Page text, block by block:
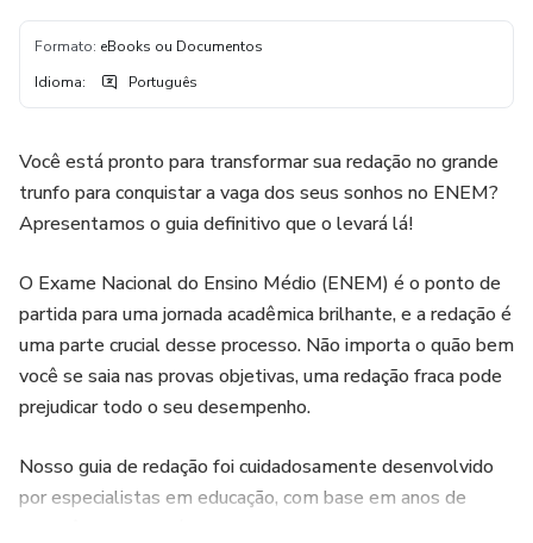
Formato: eBooks ou Documentos
Idioma: Português
Você está pronto para transformar sua redação no grande
trunfo para conquistar a vaga dos seus sonhos no ENEM?
Apresentamos o guia definitivo que o levará lá!
O Exame Nacional do Ensino Médio (ENEM) é o ponto de
partida para uma jornada acadêmica brilhante, e a redação é
uma parte crucial desse processo. Não importa o quão bem
você se saia nas provas objetivas, uma redação fraca pode
prejudicar todo o seu desempenho.
Nosso guia de redação foi cuidadosamente desenvolvido
por especialistas em educação, com base em anos de